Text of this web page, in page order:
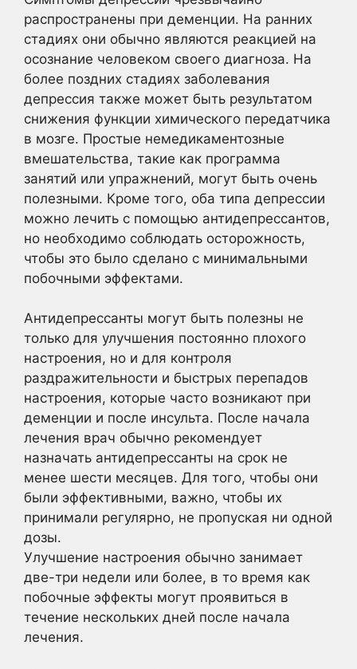
распространены при деменции. На ранних
стадиях они обычно являются реакцией на
осознание человеком своего диагноза. На
более поздних стадиях заболевания
депрессия также может быть результатом
снижения функции химического передатчика
в мозге. Простые немедикаментозные
вмешательства, такие как программа
занятий или упражнений, могут быть очень
полезными. Кроме того, оба типа депрессии
можно лечить с помощью антидепрессантов,
но необходимо соблюдать осторожность,
чтобы это было сделано с минимальными
побочными эффектами.
Антидепрессанты могут быть полезны не
только для улучшения постоянно плохого
настроения, но и для контроля
раздражительности и быстрых перепадов
настроения, которые часто возникают при
деменции и после инсульта. После начала
лечения врач обычно рекомендует
назначать антидепрессанты на срок не
менее шести месяцев. Для того, чтобы они
были эффективными, важно, чтобы их
принимали регулярно, не пропуская ни одной
дозы.
Улучшение настроения обычно занимает
две-три недели или более, в то время как
побочные эффекты могут проявиться в
течение нескольких дней после начала
лечения.